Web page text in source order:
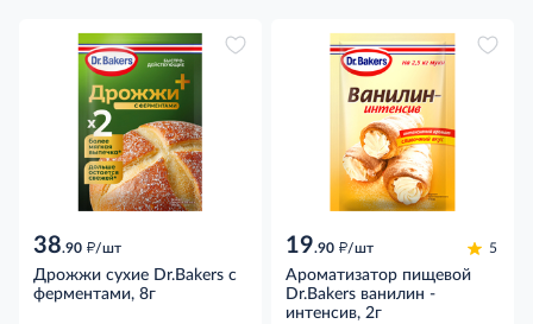
38.90 д/шт
Дрожжи сухие Dr.Bakers с
ферментами, 8г
19.90 д/шт 5
Ароматизатор пищевой
Dr.Bakers ванилин -
интенсив, 2г